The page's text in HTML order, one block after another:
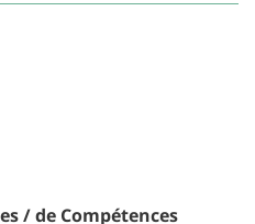
/ de Compétences